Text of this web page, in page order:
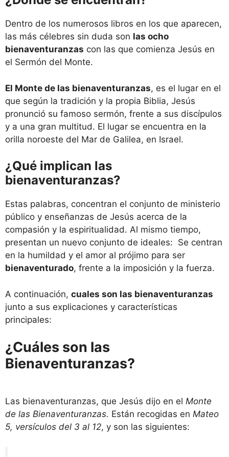
Dentro de los numerosos libros en los que aparecen,
las más célebres sin duda son las ocho
bienaventuranzas con las que comienza Jesús en
el Sermón del Monte.
El Monte de las bienaventuranzas, es el lugar en el
que según la tradición y la propia Biblia, Jesús
pronunció su famoso sermón, frente a sus discípulos
y a una gran multitud. El lugar se encuentra en la
orilla noroeste del Mar de Galilea, en Israel.
¿Qué implican las
bienaventuranzas?
Estas palabras, concentran el conjunto de ministerio
público y enseñanzas de Jesús acerca de la
compasión y la espiritualidad. Al mismo tiempo,
presentan un nuevo conjunto de ideales: Se centran
en la humildad y el amor al prójimo para ser
bienaventurado, frente a la imposición y la fuerza.
A continuación, cuales son las bienaventuranzas
junto a sus explicaciones y características
principales:
¿Cuáles son las
Bienaventuranzas?
Las bienaventuranzas, que Jesús dijo en el Monte
de las Bienaventuranzas. Están recogidas en Mateo
5, versículos del 3 al 12, y son las siguientes: